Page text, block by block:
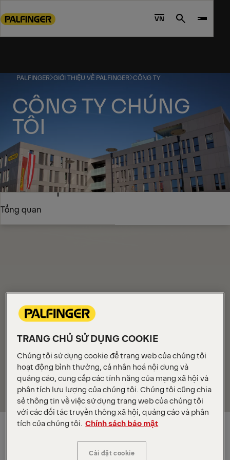
to
footer
VN Search
PALFINGER GIỚI THIỆU VỀ PALFINGER CÔNG TY
CÔNG TY CHÚNG
TÔI
Tổng quan
Về PALFINGER
TRANG CHỦ SỬ DỤNG COOKIE
Chúng tôi sử dụng cookie để trang web của chúng tôi
hoạt động bình thường, cá nhân hoá nội dung và
quảng cáo, cung cấp các tính năng của mạng xã hội và
phân tích lưu lượng của chúng tôi. Chúng tôi cũng chia
sẻ thông tin về việc sử dụng trang web của chúng tôi
với các đối tác truyền thông xã hội, quảng cáo và phân
tích của chúng tôi. Chính sách bảo mật
Cài đặt cookie